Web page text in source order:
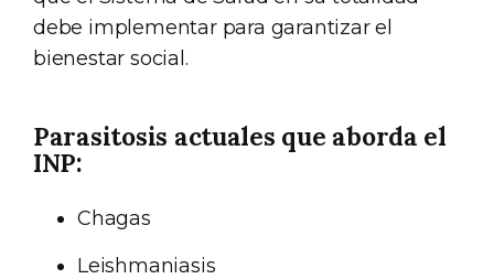
debe implementar para garantizar el
bienestar social.
Parasitosis actuales que aborda el
INP:
Chagas
Leishmaniasis